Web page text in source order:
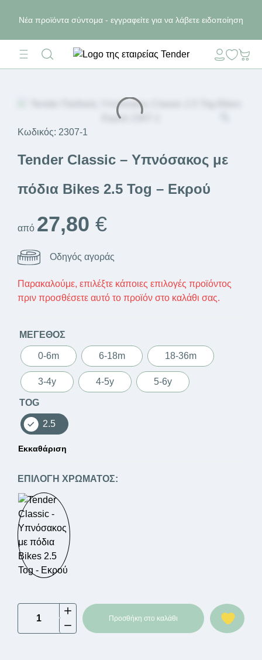
Νέα προϊόντα σύντομα - εγγραφείτε για να λάβετε ειδοποίηση
Κωδικός: 2307-1
Tender Classic – Υπνόσακος με
πόδια Bikes 2.5 Tog – Εκρού
από 27,80 €
Οδηγός αγοράς
Παρακαλούμε, επιλέξτε κάποιες επιλογές προϊόντος
πριν προσθέσετε αυτό το προϊόν στο καλάθι σας.
ΜΈΓΕΘΟΣ
0-6m 6-18m 18-36m
3-4y 4-5y 5-6y
TOG
2.5
Εκκαθάριση
ΕΠΙΛΟΓΉ ΧΡΏΜΑΤΟΣ:
Classic
Προσθήκη στο καλάθι